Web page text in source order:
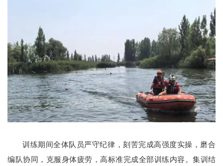
训练期间全体队员严守纪律，刻苦完成高强度实操，磨合
编队协同，克服身体疲劳，高标准完成全部训练内容。集训结